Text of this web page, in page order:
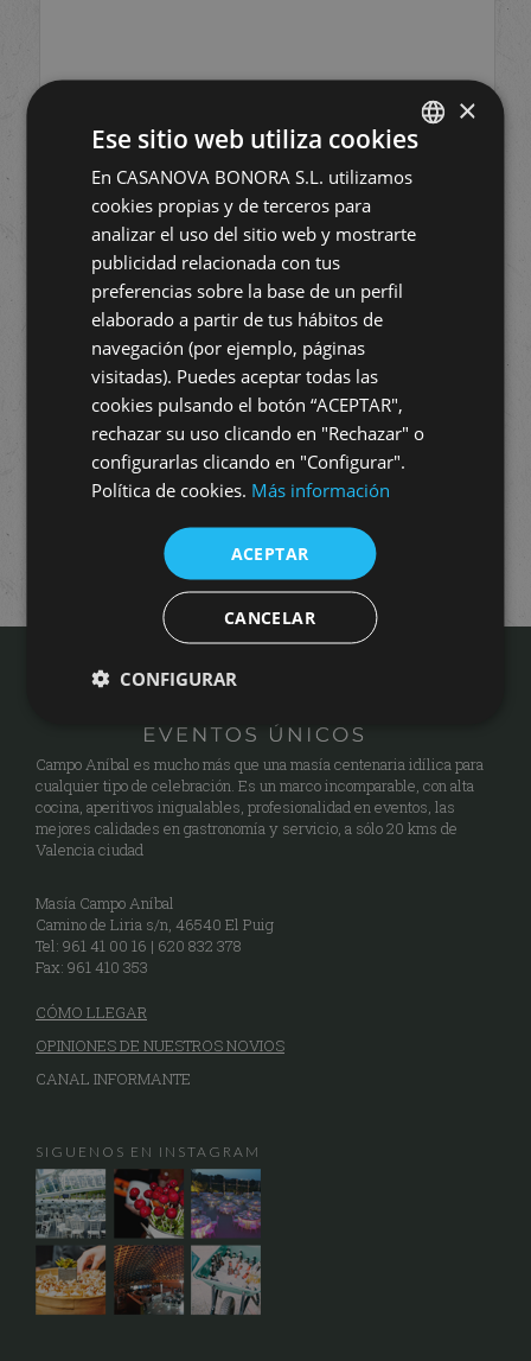
Campo Aníbal es mucho más que una masía centenaria idílica para
cualquier tipo de celebración. Es un marco incomparable, con alta
cocina, aperitivos inigualables, profesionalidad en eventos, las
mejores calidades en gastronomía y servicio, a sólo 20 kms de
Valencia ciudad
Masía Campo Aníbal
Camino de Liria s/n, 46540 El Puig
Tel: 961 41 00 16 | 620 832 378
Fax: 961 410 353
CÓMO LLEGAR
OPINIONES DE NUESTROS NOVIOS
CANAL INFORMANTE
SIGUENOS EN INSTAGRAM
SPANISH
×
Ese sitio web utiliza cookies
En CASANOVA BONORA S.L. utilizamos
cookies propias y de terceros para
analizar el uso del sitio web y mostrarte
publicidad relacionada con tus
preferencias sobre la base de un perfil
elaborado a partir de tus hábitos de
navegación (por ejemplo, páginas
visitadas). Puedes aceptar todas las
cookies pulsando el botón “ACEPTAR",
rechazar su uso clicando en "Rechazar" o
configurarlas clicando en "Configurar".
Política de cookies. Más información
ACEPTAR
CANCELAR
CONFIGURAR